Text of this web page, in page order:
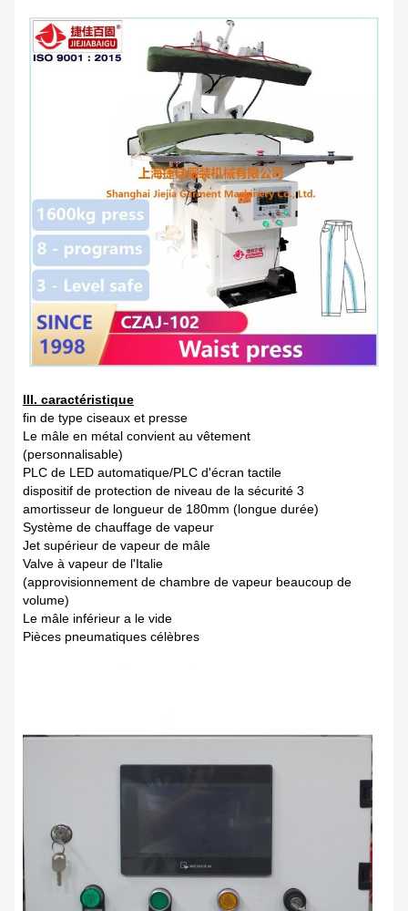
III. caractéristique
fin de type ciseaux et presse
Le mâle en métal convient au vêtement
(personnalisable)
PLC de LED automatique/PLC d'écran tactile
dispositif de protection de niveau de la sécurité 3
amortisseur de longueur de 180mm (longue durée)
Système de chauffage de vapeur
Jet supérieur de vapeur de mâle
Valve à vapeur de l'Italie
(approvisionnement de chambre de vapeur beaucoup de
volume)
Le mâle inférieur a le vide
Pièces pneumatiques célèbres